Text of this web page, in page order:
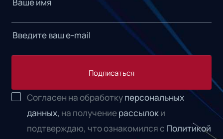
Подписаться
Согласен на обработкуперсональных
данных, на получениерассылоки
подтверждаю, что ознакомился с Политикой